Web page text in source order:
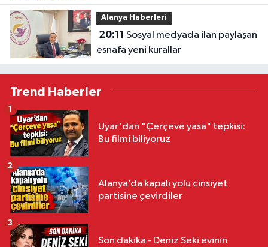
Bruma'dan sürpriz Türkiye kararı
Alanya Haberleri
20:11
esnafa yeni kurallar
Trend Haberler
Uyar'dan "Çerçeve yasa" tepkisi:
Bu filmi biliyoruz
1
Alanya’da kapalı yolu cinsiyet
partisine çevirdiler
2
Son dakika - Deniz Seki evinin
3